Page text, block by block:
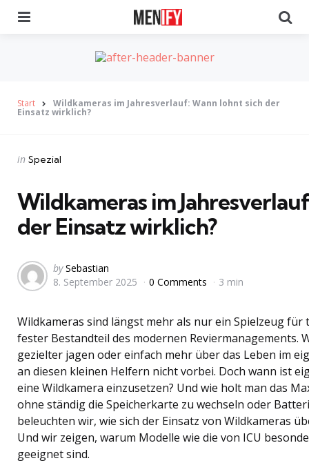
Start Wildkameras im Jahresverlauf: Wann lohnt sich der
Einsatz wirklich?
Categories
Posted
in Spezial
Wildkameras im
der Einsatz wirklich?
Posted
by
by Sebastian
8. September 2025
0 Comments 3 min
Wildkameras sind längst mehr als nur ein Spielzeug für
fester Bestandteil des modernen Reviermanagements.
gezielter jagen oder einfach mehr über das Leben im
an diesen kleinen Helfern nicht vorbei. Doch wann ist
eine Wildkamera einzusetzen? Und wie holt man das
ohne ständig die Speicherkarte zu wechseln oder
beleuchten wir, wie sich der Einsatz von Wildkameras
Und wir zeigen, warum Modelle wie die von ICU
geeignet sind.